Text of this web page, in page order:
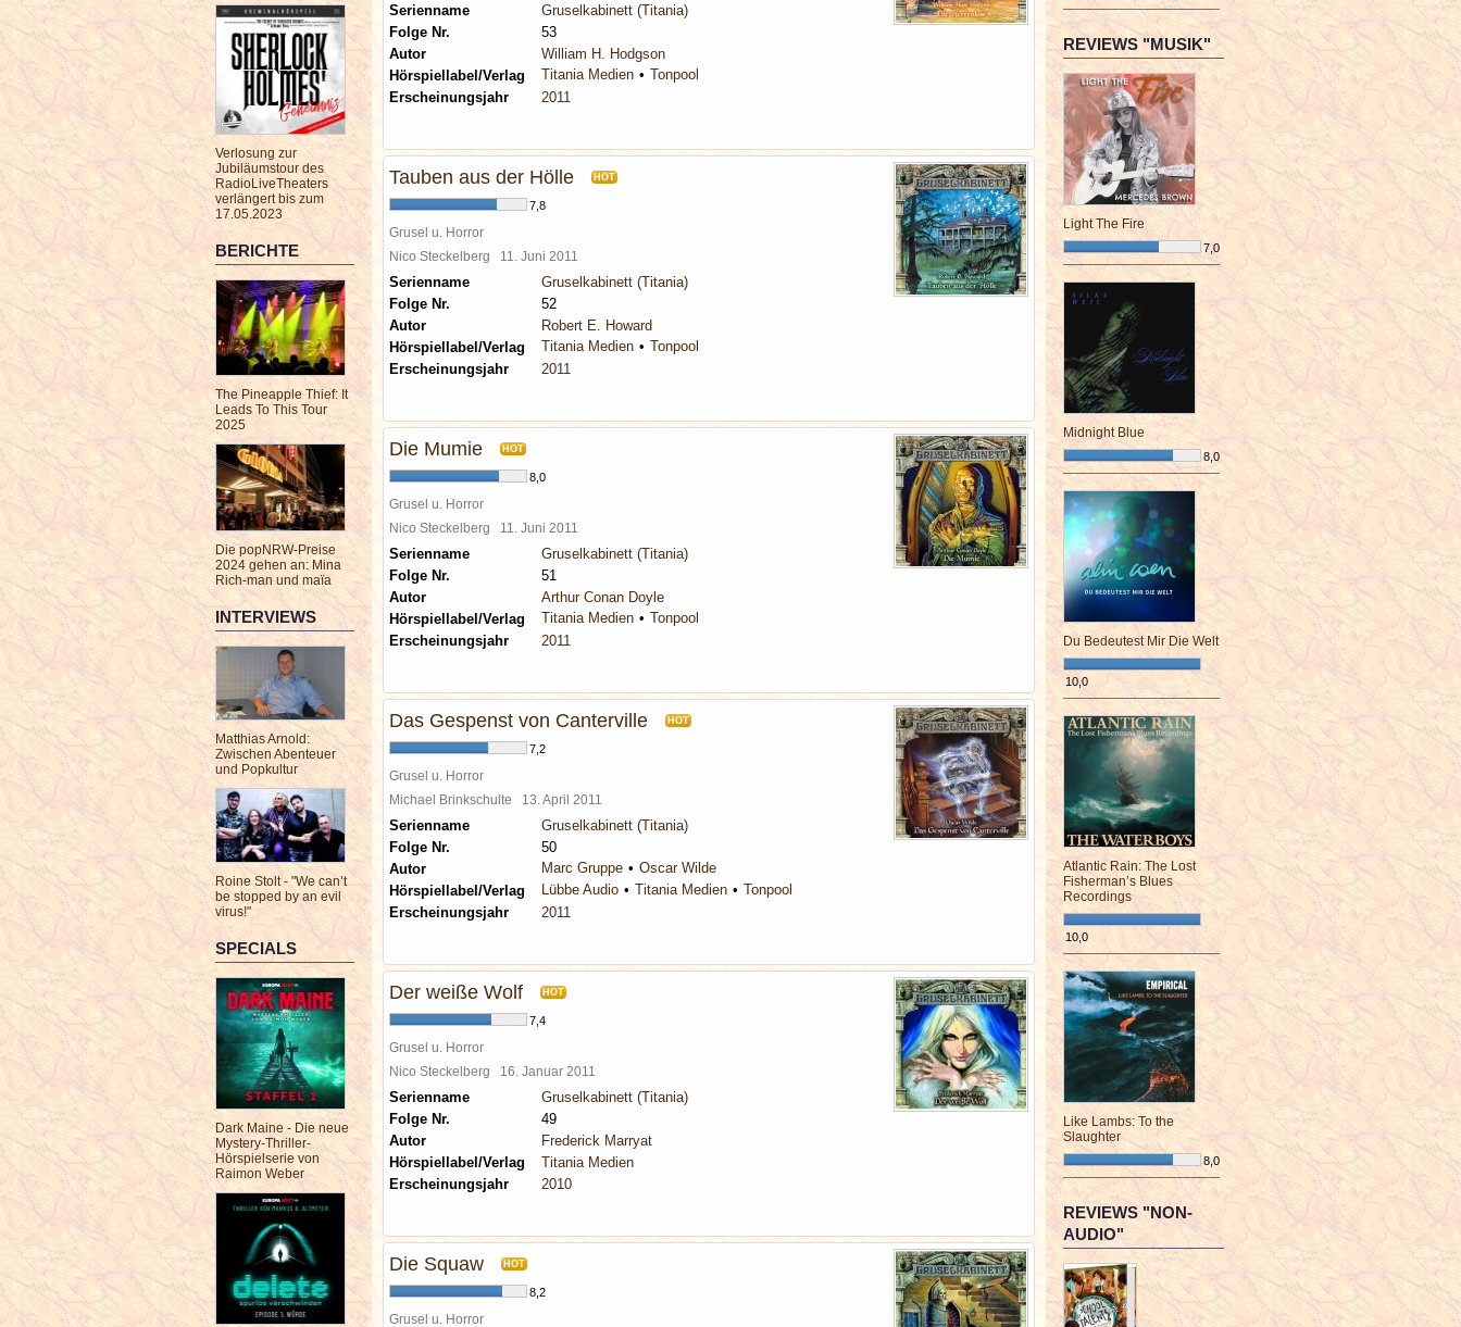
Verlosung zur
Jubiläumstour des
RadioLiveTheaters
verlängert bis zum
17.05.2023
BERICHTE
The Pineapple Thief: It
Leads To This Tour
2025
Die popNRW-Preise
2024 gehen an: Mina
Rich-man und maïa
INTERVIEWS
Matthias Arnold:
Zwischen Abenteuer
und Popkultur
Roine Stolt - "We can’t
be stopped by an evil
virus!"
SPECIALS
Dark Maine - Die neue
Mystery-Thriller-
Hörspielserie von
Raimon Weber
Serienname
Gruselkabinett (Titania)
Folge Nr.
53
Autor
William H. Hodgson
Hörspiellabel/Verlag
Titania Medien
Tonpool
Erscheinungsjahr
2011
Tauben aus der Hölle HOT
7,8
Grusel u. Horror
Nico Steckelberg 11. Juni 2011
Serienname
Gruselkabinett (Titania)
Folge Nr.
52
Autor
Robert E. Howard
Hörspiellabel/Verlag
Titania Medien
Tonpool
Erscheinungsjahr
2011
Die Mumie HOT
8,0
Grusel u. Horror
Nico Steckelberg 11. Juni 2011
Serienname
Gruselkabinett (Titania)
Folge Nr.
51
Autor
Arthur Conan Doyle
Hörspiellabel/Verlag
Titania Medien
Tonpool
Erscheinungsjahr
2011
Das Gespenst von Canterville HOT
7,2
Grusel u. Horror
Michael Brinkschulte 13. April 2011
Serienname
Gruselkabinett (Titania)
Folge Nr.
50
Autor
Marc Gruppe
Oscar Wilde
Hörspiellabel/Verlag
Lübbe Audio Titania Medien
Tonpool
Erscheinungsjahr
2011
Der weiße Wolf HOT
7,4
Grusel u. Horror
Nico Steckelberg 16. Januar 2011
Serienname
Gruselkabinett (Titania)
Folge Nr.
49
Autor
Frederick Marryat
Hörspiellabel/Verlag
Titania Medien
Erscheinungsjahr
2010
Die Squaw HOT
8,2
Grusel u. Horror
¯¯¯¯¯¯¯¯¯¯¯¯¯¯¯¯¯¯¯¯¯¯¯¯
REVIEWS "MUSIK"
Light The Fire
7,0
¯¯¯¯¯¯¯¯¯¯¯¯¯¯¯¯¯¯¯¯¯¯¯¯
Midnight Blue
8,0
¯¯¯¯¯¯¯¯¯¯¯¯¯¯¯¯¯¯¯¯¯¯¯¯
Du Bedeutest Mir Die Welt
10,0
¯¯¯¯¯¯¯¯¯¯¯¯¯¯¯¯¯¯¯¯¯¯¯¯
Atlantic Rain: The Lost
Fisherman’s Blues
Recordings
10,0
¯¯¯¯¯¯¯¯¯¯¯¯¯¯¯¯¯¯¯¯¯¯¯¯
Like Lambs: To the
Slaughter
8,0
¯¯¯¯¯¯¯¯¯¯¯¯¯¯¯¯¯¯¯¯¯¯¯¯
REVIEWS "NON-
AUDIO"